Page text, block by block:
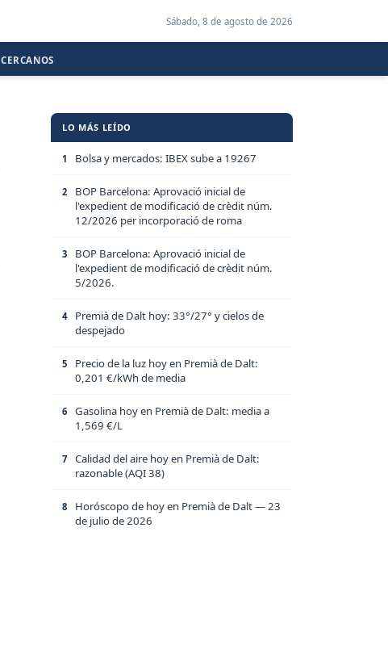
Sábado, 8 de agosto de 2026
CERCANOS
LO MÁS LEÍDO
1 Bolsa y mercados: IBEX sube a 19267
2
BOP Barcelona: Aprovació inicial de
l'expedient de modificació de crèdit núm.
12/2026 per incorporació de roma
3
BOP Barcelona: Aprovació inicial de
l'expedient de modificació de crèdit núm.
5/2026.
4
Premià de Dalt hoy: 33°/27° y cielos de
despejado
5
Precio de la luz hoy en Premià de Dalt:
0,201 €/kWh de media
6
Gasolina hoy en Premià de Dalt: media a
1,569 €/L
7
Calidad del aire hoy en Premià de Dalt:
razonable (AQI 38)
8
Horóscopo de hoy en Premià de Dalt — 23
de julio de 2026